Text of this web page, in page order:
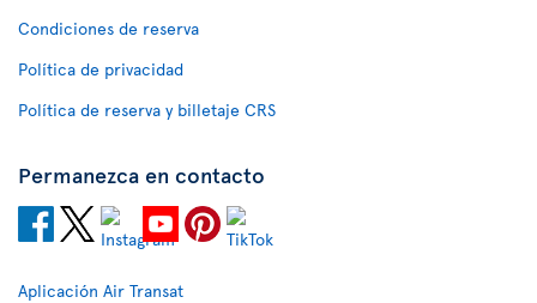
Condiciones de reserva
Política de privacidad
Política de reserva y billetaje CRS
Permanezca en contacto
Aplicación Air Transat